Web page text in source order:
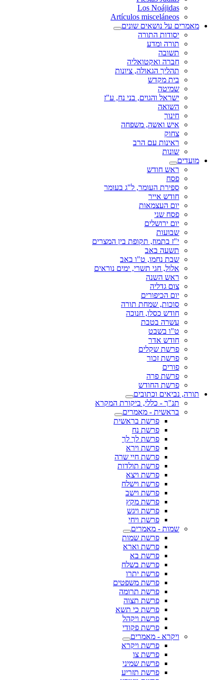
Los Noájidas
Artículos misceláneos
מאמרים על נושאים שונים
יסודות התורה
תורה ומדע
תשובה
חברה ואקטואליה
תהליך הגאולה, ציונות
בית מקדש
שמיטה
ישראל והגוים, בני נח, ע"ז
השואה
חינוך
איש ואשה, משפחה
צחוק
ראינות עם הרב
שונות
מועדים
ראש חודש
פסח
ספירת העומר, ל"ג בעומר
חודש אייר
יום העצמאות
פסח שני
יום ירושלים
שבועות
י"ז בתמוז, תקופת בין המצרים
תשעה באב
שבת נחמו, ט"ו באב
אלול, חגי תשרי, ימים נוראים
ראש השנה
צום גדליה
יום הכיפורים
סוכות, שמחת תורה
חודש כסלו, חנוכה
עשרה בטבת
ט"ו בשבט
חודש אדר
פרשת שקלים
פרשת זכור
פורים
פרשת פרה
פרשת החודש
תורה, נביאים וכתובים
תנ"ך - כללי, ביקורת המקרא
בראשית - מאמרים
פרשת בראשית
פרשת נח
פרשת לך לך
פרשת וירא
פרשת חיי שרה
פרשת תולדות
פרשת ויצא
פרשת וישלח
פרשת וישב
פרשת מקץ
פרשת ויגש
פרשת ויחי
שמות - מאמרים
פרשת שמות
פרשת וארא
פרשת בא
פרשת בשלח
פרשת יתרו
פרשת משפטים
פרשת תרומה
פרשת תצוה
פרשת כי תשא
פרשת ויקהל
פרשת פקודי
ויקרא - מאמרים
פרשת ויקרא
פרשת צו
פרשת שמיני
פרשת תזריע